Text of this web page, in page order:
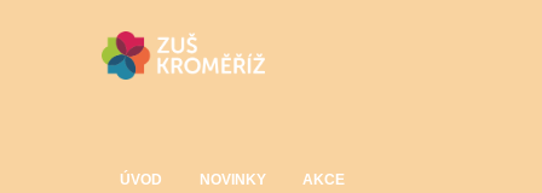
ÚVOD NOVINKY AKCE